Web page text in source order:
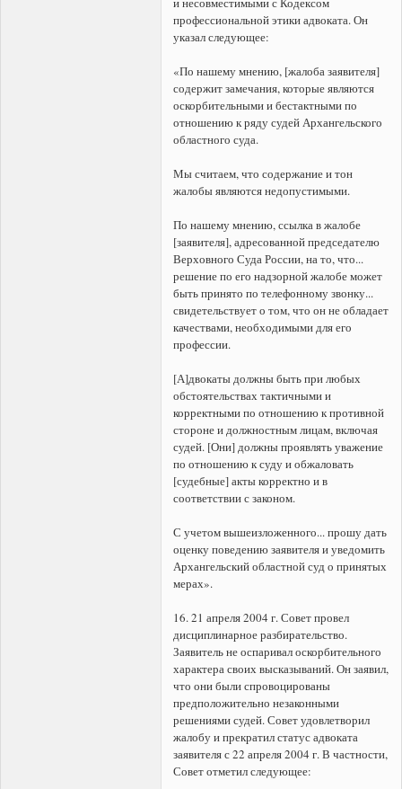
профессиональной этики адвоката. Он
указал следующее:
«По нашему мнению, [жалоба заявителя]
содержит замечания, которые являются
оскорбительными и бестактными по
отношению к ряду судей Архангельского
областного суда.
Мы считаем, что содержание и тон
жалобы являются недопустимыми.
По нашему мнению, ссылка в жалобе
[заявителя], адресованной председателю
Верховного Суда России, на то, что...
решение по его надзорной жалобе может
быть принято по телефонному звонку...
свидетельствует о том, что он не обладает
качествами, необходимыми для его
профессии.
[А]двокаты должны быть при любых
обстоятельствах тактичными и
корректными по отношению к противной
стороне и должностным лицам, включая
судей. [Они] должны проявлять уважение
по отношению к суду и обжаловать
[судебные] акты корректно и в
соответствии с законом.
С учетом вышеизложенного... прошу дать
оценку поведению заявителя и уведомить
Архангельский областной суд о принятых
мерах».
16. 21 апреля 2004 г. Совет провел
дисциплинарное разбирательство.
Заявитель не оспаривал оскорбительного
характера своих высказываний. Он заявил,
что они были спровоцированы
предположительно незаконными
решениями судей. Совет удовлетворил
жалобу и прекратил статус адвоката
заявителя с 22 апреля 2004 г. В частности,
Совет отметил следующее: